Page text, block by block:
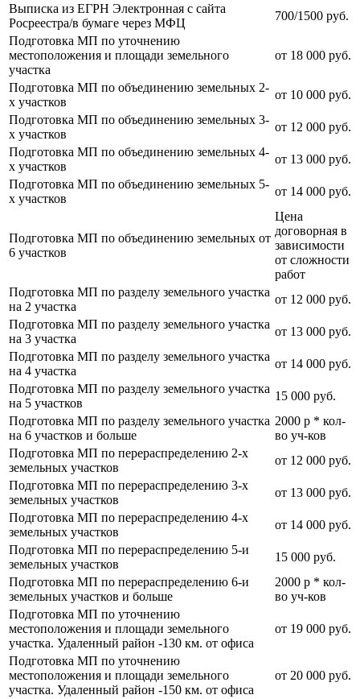
Выписка из ЕГРН Электронная с сайта
Росреестра/в бумаге через МФЦ
700/1500 руб.
Подготовка МП по уточнению
местоположения и площади земельного
участка
от 18 000 руб.
Подготовка МП по объединению земельных 2-
х участков
от 10 000 руб.
Подготовка МП по объединению земельных 3-
х участков
от 12 000 руб.
Подготовка МП по объединению земельных 4-
х участков
от 13 000 руб.
Подготовка МП по объединению земельных 5-
х участков
от 14 000 руб.
Подготовка МП по объединению земельных от
6 участков
Цена
договорная в
зависимости
от сложности
работ
Подготовка МП по разделу земельного участка
на 2 участка
от 12 000 руб.
Подготовка МП по разделу земельного участка
на 3 участка
от 13 000 руб.
Подготовка МП по разделу земельного участка
на 4 участка
от 14 000 руб.
Подготовка МП по разделу земельного участка
на 5 участков
15 000 руб.
Подготовка МП по разделу земельного участка
на 6 участков и больше
2000 р * кол-
во уч-ков
Подготовка МП по перераспределению 2-х
земельных участков
от 12 000 руб.
Подготовка МП по перераспределению 3-х
земельных участков
от 13 000 руб.
Подготовка МП по перераспределению 4-х
земельных участков
от 14 000 руб.
Подготовка МП по перераспределению 5-и
земельных участков
15 000 руб.
Подготовка МП по перераспределению 6-и
земельных участков и больше
2000 р * кол-
во уч-ков
Подготовка МП по уточнению
местоположения и площади земельного
участка. Удаленный район -130 км. от офиса
от 19 000 руб.
Подготовка МП по уточнению
местоположения и площади земельного
участка. Удаленный район -150 км. от офиса
от 20 000 руб.